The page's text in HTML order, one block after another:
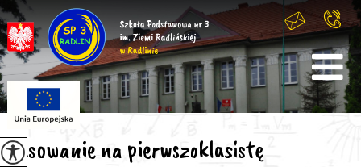
Pasowanie na pierwszoklasistę